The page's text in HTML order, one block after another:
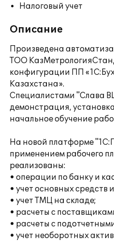
Налоговый учет
Описание
Произведена
ТОО
конфигурации ПП
Казахстана».
Специалистами "Слава
демонстрация,
начальное обучение
На новой платформе
применением рабочего
реализованы:
• операции по банку и
• учет основных
• учет ТМЦ на складе;
• расчеты с
• расчеты с
• учет необоротных